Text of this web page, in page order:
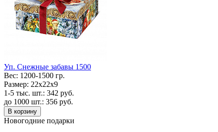
Уп. Снежные забавы 1500
Вес: 1200-1500 гр.
Размер: 22х22х9
1-5 тыс. шт.: 342 руб.
до 1000 шт.: 356 руб.
В корзину
Новогодние подарки